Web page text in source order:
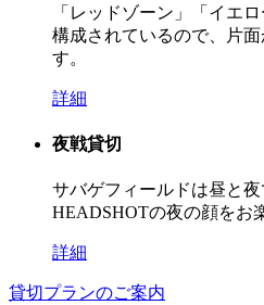
「レッドゾーン」「イエ
構成されているので、片
す。
詳細
夜戦貸切
サバゲフィールドは昼と夜
HEADSHOTの夜の顔をお
詳細
貸切プランのご案内